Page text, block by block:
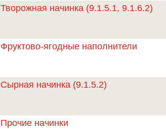
Творожная начинка (9.1.5.1, 9.1.6.2)
Фруктово-ягодные наполнители
Сырная начинка (9.1.5.2)
Прочие начинки